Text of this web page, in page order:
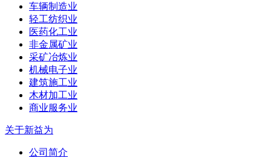
车辆制造业
轻工纺织业
医药化工业
非金属矿业
采矿冶炼业
机械电子业
建筑施工业
木材加工业
商业服务业
关于新益为
公司简介